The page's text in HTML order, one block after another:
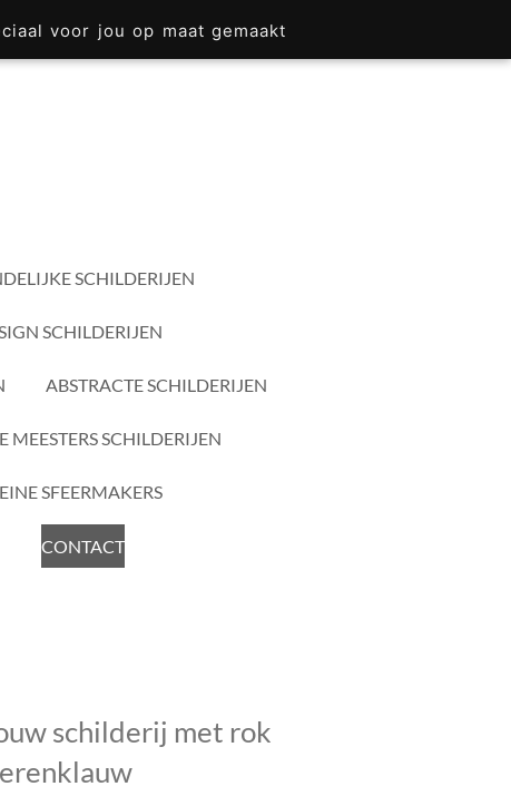
voor jou op maat gemaakt
SCHILDERIJEN
SCHILDERIJEN
ABSTRACTE SCHILDERIJEN
MEESTERS SCHILDERIJEN
SFEERMAKERS
CONTACT
schilderij met rok